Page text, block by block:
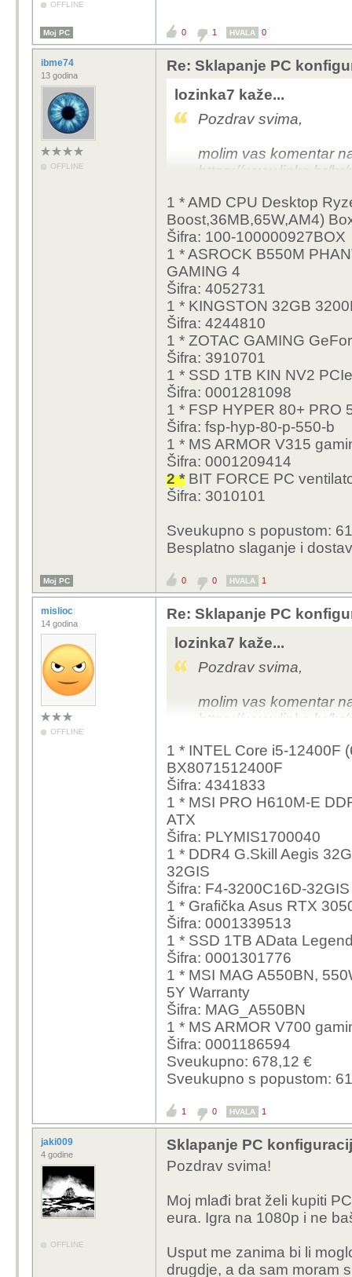
OFFLINE
Moj PC 0 1 HVALA 0
ibme74
13 godina
OFFLINE
Re: Sklapanje PC
lozinka7 kaže...
Pozdrav svima,
molim vas komentar
https://www.links.hr/
dvdrw-wifi-bez-os-
https://www.links.hr/
12400f-16gb-ddr4-
dvdrw-bez-os-crno-
Koje je ispativije
Računalo će se
Pretpostavljam da se
preporuku do max
Hvala!
1 * AMD CPU Desktop
Boost,36MB,65W,AM4)
Šifra: 100-100000927BOX
1 * ASROCK B550M
GAMING 4
Šifra: 4052731
1 * KINGSTON 32GB
Šifra: 4244810
1 * ZOTAC GAMING
Šifra: 3910701
1 * SSD 1TB KIN NV2
Šifra: 0001281098
1 * FSP HYPER 80+ PRO
Šifra: fsp-hyp-80-p-550-b
1 * MS ARMOR V315
Šifra: 0001209414
2 * BIT FORCE PC
Šifra: 3010101
Sveukupno s popustom:
Besplatno slaganje i
Moj PC 0 0 HVALA 1
mislioc
14 godina
OFFLINE
Re: Sklapanje PC
lozinka7 kaže...
Pozdrav svima,
molim vas komentar
https://www.links.hr/
dvdrw-wifi-bez-os-
https://www.links.hr/
12400f-16gb-ddr4-
dvdrw-bez-os-crno-
Koje je ispativije
Računalo će se
Pretpostavljam da se
preporuku do max
Hvala!
1 * INTEL Core i5-12400F
BX8071512400F
Šifra: 4341833
1 * MSI PRO H610M-E
ATX
Šifra: PLYMIS1700040
1 * DDR4 G.Skill Aegis
32GIS
Šifra: F4-3200C16D-32GIS
1 * Grafička Asus RTX
Šifra: 0001339513
1 * SSD 1TB AData
Šifra: 0001301776
1 * MSI MAG A550BN,
5Y Warranty
Šifra: MAG_A550BN
1 * MS ARMOR V700
Šifra: 0001186594
Sveukupno: 678,12 €
Sveukupno s popustom:
1 0 HVALA 1
jaki009
4 godine
OFFLINE
Sklapanje PC
Pozdrav svima!
Moj mlađi brat želi kupiti
eura. Igra na 1080p i ne
Usput me zanima bi li
drugdje, a da sam moram